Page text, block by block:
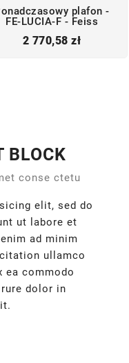
plafon -
FE-LUCIA-F - Feiss
2 770,58 złCena
BLOCK
conse ctetu
elit, sed do
ut labore et
ad minim
ullamco
ea commodo
dolor in